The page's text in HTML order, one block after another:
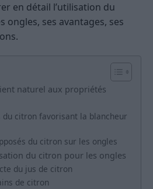
en détail l’utilisation du
ongles, ses avantages, ses
naturel aux propriétés
du citron favorisant la blancheur
du citron sur les ongles
du citron pour les ongles
du jus de citron
de citron